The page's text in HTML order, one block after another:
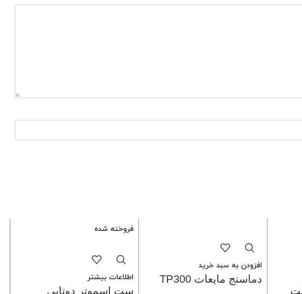
افزودن به سبد خرید
دماسنج مایعات TP300
فروخته شده
اطلاعات بیشتر
ست اسموتر دوتایی